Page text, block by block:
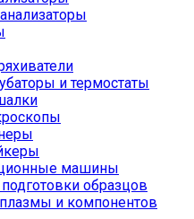
и термостаты
машины
образцов
и компонентов